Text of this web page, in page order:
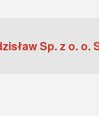
Sp. z o. o.